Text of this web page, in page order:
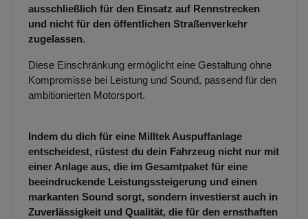
ausschließlich für den Einsatz auf Rennstrecken
und nicht für den öffentlichen Straßenverkehr
zugelassen.
Diese Einschränkung ermöglicht eine Gestaltung ohne
Kompromisse bei Leistung und Sound, passend für den
ambitionierten Motorsport.
Indem du dich für eine Milltek Auspuffanlage
entscheidest, rüstest du dein Fahrzeug nicht nur mit
einer Anlage aus, die im Gesamtpaket für eine
beeindruckende Leistungssteigerung und einen
markanten Sound sorgt, sondern investierst auch in
Zuverlässigkeit und Qualität, die für den ernsthaften